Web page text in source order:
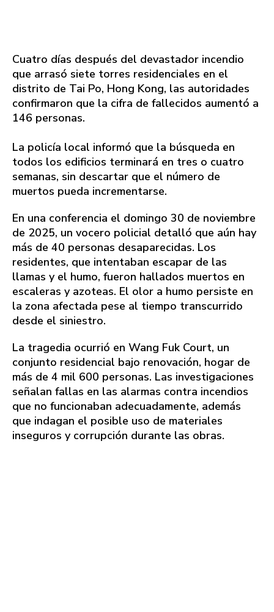
Cuatro días después del devastador incendio
que arrasó siete torres residenciales en el
distrito de Tai Po, Hong Kong, las autoridades
confirmaron que la cifra de fallecidos aumentó a
146 personas.
La policía local informó que la búsqueda en
todos los edificios terminará en tres o cuatro
semanas, sin descartar que el número de
muertos pueda incrementarse.
En una conferencia el domingo 30 de noviembre
de 2025, un vocero policial detalló que aún hay
más de 40 personas desaparecidas. Los
residentes, que intentaban escapar de las
llamas y el humo, fueron hallados muertos en
escaleras y azoteas. El olor a humo persiste en
la zona afectada pese al tiempo transcurrido
desde el siniestro.
La tragedia ocurrió en Wang Fuk Court, un
conjunto residencial bajo renovación, hogar de
más de 4 mil 600 personas. Las investigaciones
señalan fallas en las alarmas contra incendios
que no funcionaban adecuadamente, además
que indagan el posible uso de materiales
inseguros y corrupción durante las obras.